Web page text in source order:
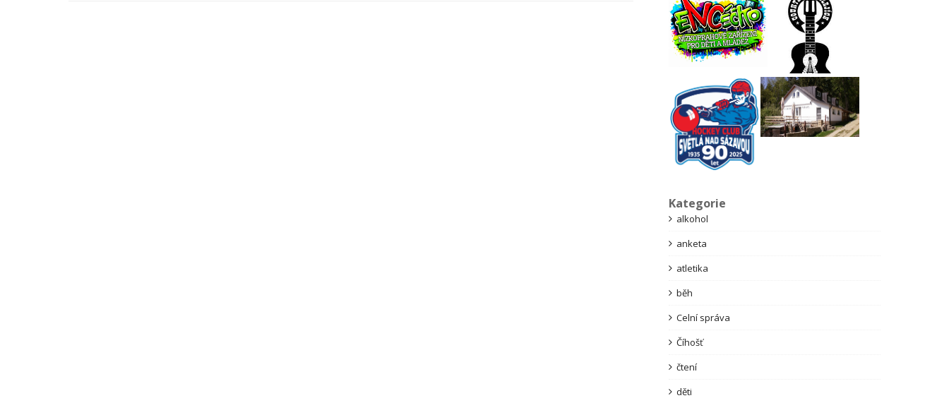
Kategorie
alkohol
anketa
atletika
běh
Celní správa
Číhošť
čtení
děti